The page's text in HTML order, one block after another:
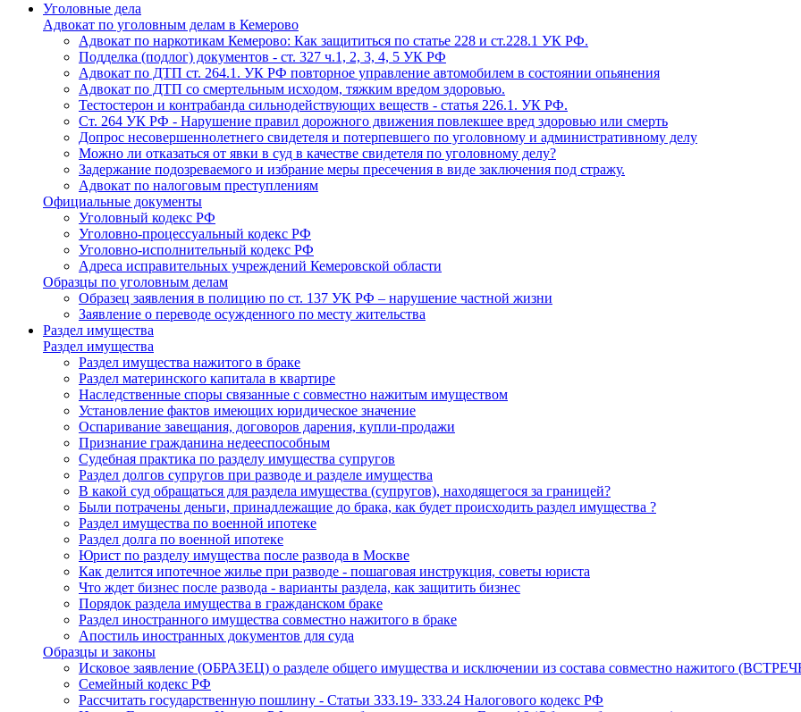
Уголовные дела
Адвокат по уголовным делам в Кемерово
Адвокат по наркотикам Кемерово: Как защититься по статье 228 и ст.228.1 УК РФ.
Подделка (подлог) документов - ст. 327 ч.1, 2, 3, 4, 5 УК РФ
Адвокат по ДТП ст. 264.1. УК РФ повторное управление автомобилем в состоянии опьянения
Адвокат по ДТП со смертельным исходом, тяжким вредом здоровью.
Тестостерон и контрабанда сильнодействующих веществ - статья 226.1. УК РФ.
Ст. 264 УК РФ - Нарушение правил дорожного движения повлекшее вред здоровью или смерть
Допрос несовершеннолетнего свидетеля и потерпевшего по уголовному и административному делу
Можно ли отказаться от явки в суд в качестве свидетеля по уголовному делу?
Задержание подозреваемого и избрание меры пресечения в виде заключения под стражу.
Адвокат по налоговым преступлениям
Официальные документы
Уголовный кодекс РФ
Уголовно-процессуальный кодекс РФ
Уголовно-исполнительный кодекс РФ
Адреса исправительных учреждений Кемеровской области
Образцы по уголовным делам
Образец заявления в полицию по ст. 137 УК РФ – нарушение частной жизни
Заявление о переводе осужденного по месту жительства
Раздел имущества
Раздел имущества
Раздел имущества нажитого в браке
Раздел материнского капитала в квартире
Наследственные споры связанные с совместно нажитым имуществом
Установление фактов имеющих юридическое значение
Оспаривание завещания, договоров дарения, купли-продажи
Признание гражданина недееспособным
Судебная практика по разделу имущества супругов
Раздел долгов супругов при разводе и разделе имущества
В какой суд обращаться для раздела имущества (супругов), находящегося за границей?
Были потрачены деньги, принадлежащие до брака, как будет происходить раздел имущества ?
Раздел имущества по военной ипотеке
Раздел долга по военной ипотеке
Юрист по разделу имущества после развода в Москве
Как делится ипотечное жилье при разводе - пошаговая инструкция, советы юриста
Что ждет бизнес после развода - варианты раздела, как защитить бизнес
Порядок раздела имущества в гражданском браке
Раздел иностранного имущества совместно нажитого в браке
Апостиль иностранных документов для суда
Образцы и законы
Исковое заявление (ОБРАЗЕЦ) о разделе общего имущества и исключении из состава совместно нажитого
Семейный кодекс РФ
Рассчитать государственную пошлину - Статьи 333.19- 333.24 Налогового кодекс РФ